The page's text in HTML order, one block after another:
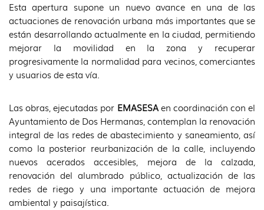
Esta apertura supone un nuevo avance en una de las
actuaciones de renovación urbana más importantes que se
están desarrollando actualmente en la ciudad, permitiendo
mejorar la movilidad en la zona y recuperar
progresivamente la normalidad para vecinos, comerciantes
y usuarios de esta vía.
Las obras, ejecutadas por EMASESAen coordinación con el
Ayuntamiento de Dos Hermanas, contemplan la renovación
integral de las redes de abastecimiento y saneamiento, así
como la posterior reurbanización de la calle, incluyendo
nuevos acerados accesibles, mejora de la calzada,
renovación del alumbrado público, actualización de las
redes de riego y una importante actuación de mejora
ambiental y paisajística.